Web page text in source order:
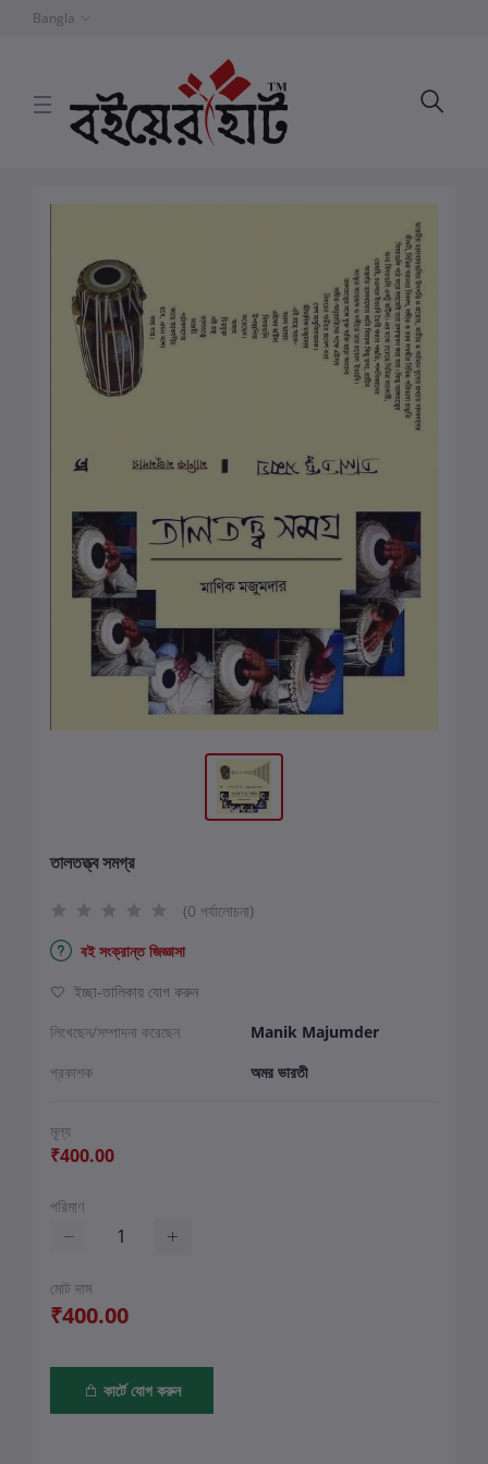
Bangla
তালতত্ত্ব সমগ্র
(0 পর্যালোচনা)
বই সংক্রান্ত জিজ্ঞাসা
ইচ্ছা-তালিকায় যোগ করুন
লিখেছেন/সম্পাদনা করেছেন
Manik Majumder
প্রকাশক
অমর ভারতী
মূল্য
₹400.00
পরিমাণ
মোট দাম
₹400.00
কার্টে যোগ করুন